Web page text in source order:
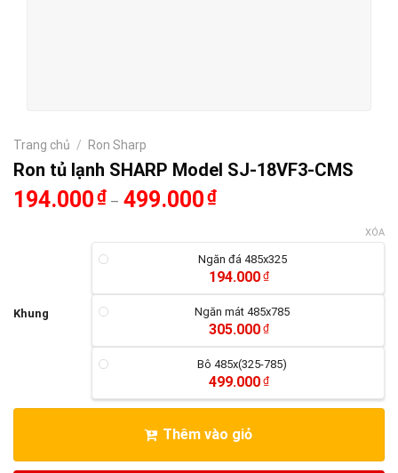
Trang chủ / Ron Sharp
Ron tủ lạnh SHARP Model SJ-18VF3-CMS
194.000₫ – 499.000₫
Khung
Ngăn đá 485x325
194.000 ₫
Ngăn mát 485x785
305.000 ₫
Bô 485x(325-785)
499.000 ₫
XÓA
Thêm vào giỏ